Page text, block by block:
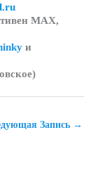
MAX,
и
Запись →